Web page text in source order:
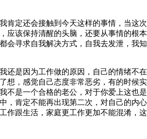
定还会接触到今天这样的事情，当这
该保持清醒的头脑，还要从事情的根
寻求自我解决方式，自我去发泄，我
是因为工作做的原因，自己的情绪不
想，感觉自己态度非常恶劣，有的时候
是一个合格的老公，对于你爱上这也
，肯定不能再出现第二次，对自己的内
跟生活，家庭更工作更加不能混淆，